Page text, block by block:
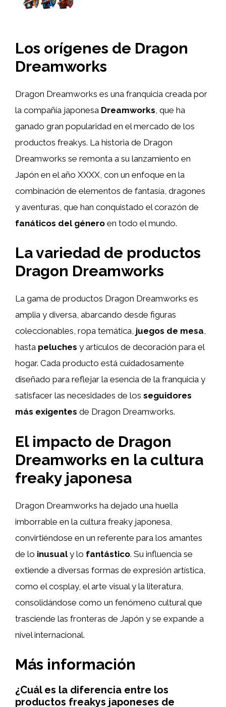
Los orígenes de Dragon
Dreamworks
Dragon Dreamworks es una franquicia creada por
la compañía japonesa Dreamworks , que ha
ganado gran popularidad en el mercado de los
productos freakys. La historia de Dragon
Dreamworks se remonta a su lanzamiento en
Japón en el año XXXX, con un enfoque en la
combinación de elementos de fantasía, dragones
y aventuras, que han conquistado el corazón de
fanáticos del género en todo el mundo.
La variedad de productos
Dragon Dreamworks
La gama de productos Dragon Dreamworks es
amplia y diversa, abarcando desde figuras
coleccionables, ropa temática, juegos de mesa,
hasta peluches y artículos de decoración para el
hogar. Cada producto está cuidadosamente
diseñado para reflejar la esencia de la franquicia y
satisfacer las necesidades de los seguidores
más exigentes de Dragon Dreamworks.
El impacto de Dragon
Dreamworks en la cultura
freaky japonesa
Dragon Dreamworks ha dejado una huella
imborrable en la cultura freaky japonesa,
convirtiéndose en un referente para los amantes
de lo inusualy lo fantástico. Su influencia se
extiende a diversas formas de expresión artística,
como el cosplay, el arte visual y la literatura,
consolidándose como un fenómeno cultural que
trasciende las fronteras de Japón y se expande a
nivel internacional.
Más información
¿Cuál es la diferencia entre los
productos freakys japoneses de